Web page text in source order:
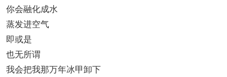
你会融化成水
蒸发进空气
即或是
也无所谓
我会把我那万年冰甲卸下